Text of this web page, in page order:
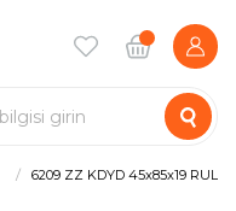
6209 ZZ KDYD 45x85x19